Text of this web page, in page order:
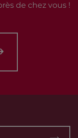
de chez vous !